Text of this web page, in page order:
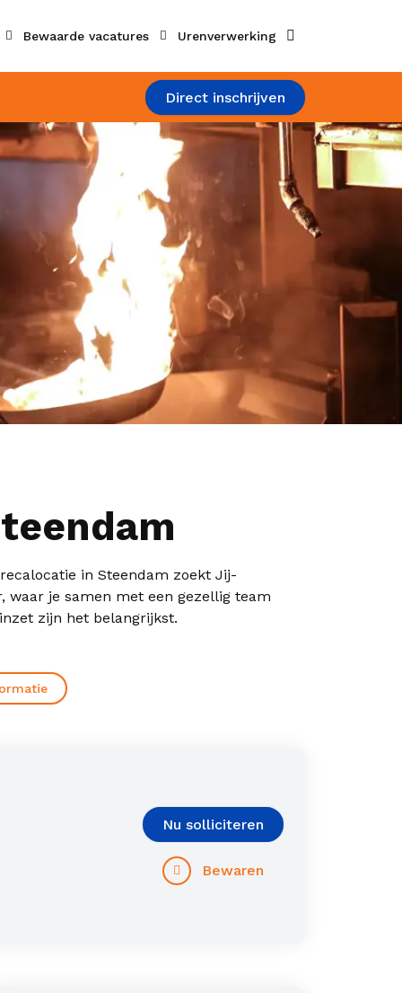
Bewaarde vacatures Urenverwerking
Direct inschrijven
in Steendam zoekt Jij-
je samen met een gezellig team
zijn het belangrijkst.
Nu solliciteren
Bewaren